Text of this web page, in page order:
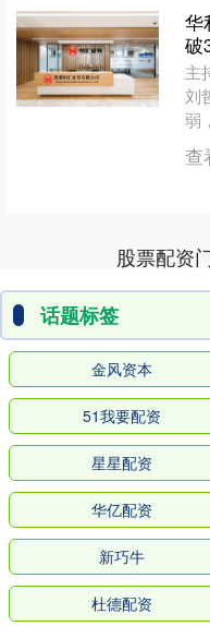
华
破
主
刘
弱
整
查
股票配资
话题标签
金风资本
51我要配资
星星配资
华亿配资
新巧牛
杜德配资